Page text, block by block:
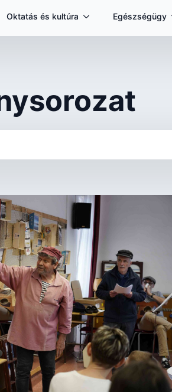
Oktatás és kultúra Egészségügy